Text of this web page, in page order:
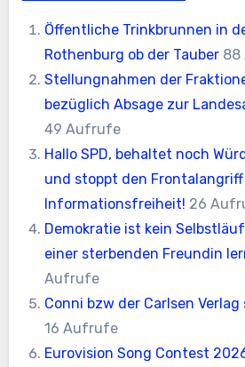
Öffentliche Trinkbrunnen in
Rothenburg ob der Tauber 88
Stellungnahmen der
bezüglich Absage zur
49 Aufrufe
Hallo SPD, behaltet noch
und stoppt den
Informationsfreiheit! 26
Demokratie ist kein
einer sterbenden Freundin
Aufrufe
Conni bzw der Carlsen
16 Aufrufe
Eurovision Song Contest